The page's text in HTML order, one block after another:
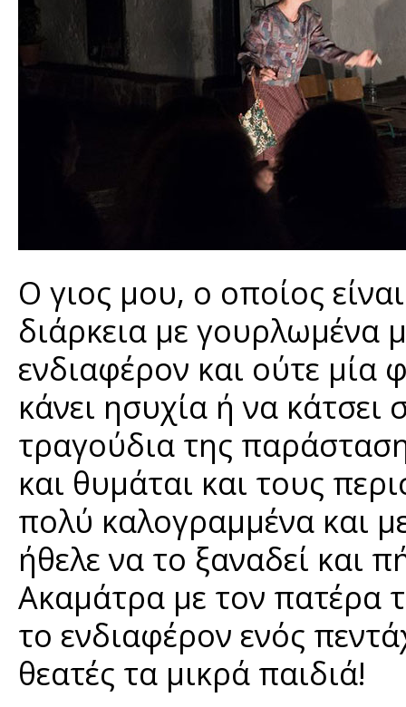
Ο γιος μου, ο οποίος
διάρκεια με γουρλωμένα
ενδιαφέρον και ούτε
κάνει ησυχία ή να
τραγούδια της
και θυμάται και τους
πολύ καλογραμμένα και
ήθελε να το ξαναδεί και
Ακαμάτρα με τον πατέρα
το ενδιαφέρον ενός
θεατές τα μικρά παιδιά!